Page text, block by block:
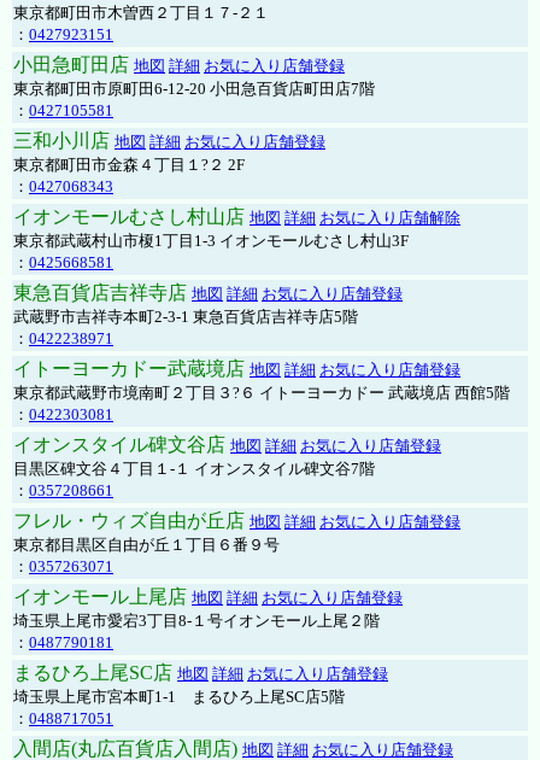
東京都町田市木曽西２丁目１７-２１
： 0427923151
小田急町田店 地図 詳細 お気に入り店舗登録
東京都町田市原町田6-12-20 小田急百貨店町田店7階
： 0427105581
三和小川店 地図 詳細 お気に入り店舗登録
東京都町田市金森４丁目１?２ 2F
： 0427068343
イオンモールむさし村山店 地図 詳細 お気に入り店舗解除
東京都武蔵村山市榎1丁目1-3 イオンモールむさし村山3F
： 0425668581
東急百貨店吉祥寺店 地図 詳細 お気に入り店舗登録
武蔵野市吉祥寺本町2-3-1 東急百貨店吉祥寺店5階
： 0422238971
イトーヨーカドー武蔵境店 地図 詳細 お気に入り店舗登録
東京都武蔵野市境南町２丁目３?６ イトーヨーカドー 武蔵境店 西館5階
： 0422303081
イオンスタイル碑文谷店 地図 詳細 お気に入り店舗登録
目黒区碑文谷４丁目１-１ イオンスタイル碑文谷7階
： 0357208661
フレル・ウィズ自由が丘店 地図 詳細 お気に入り店舗登録
東京都目黒区自由が丘１丁目６番９号
： 0357263071
イオンモール上尾店 地図 詳細 お気に入り店舗登録
埼玉県上尾市愛宕3丁目8-１号イオンモール上尾２階
： 0487790181
まるひろ上尾SC店 地図 詳細 お気に入り店舗登録
埼玉県上尾市宮本町1-1 まるひろ上尾SC店5階
： 0488717051
入間店(丸広百貨店入間店) 地図 詳細 お気に入り店舗登録